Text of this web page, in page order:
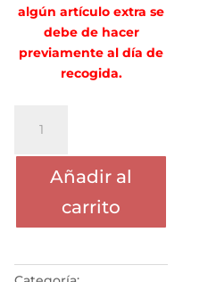
algún artículo extra se
debe de hacer
previamente al día de
recogida.
SANCHEZ
CABALEIRO
Añadir al
carrito